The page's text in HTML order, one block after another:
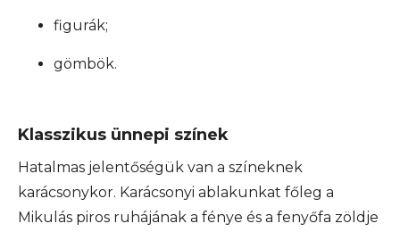
figurák;
gömbök.
Klasszikus ünnepi színek
Hatalmas jelentőségük van a színeknek
karácsonykor. Karácsonyi ablakunkat főleg a
Mikulás piros ruhájának a fénye és a fenyőfa zöldje